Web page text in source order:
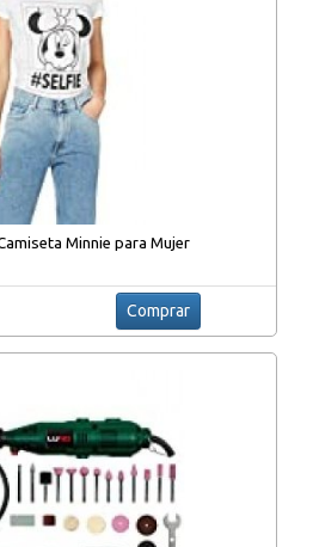
Minnie para Mujer
Comprar